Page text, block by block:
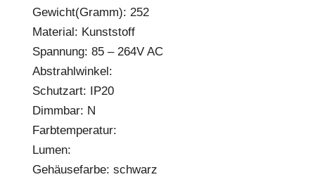
Gewicht(Gramm): 252
Material: Kunststoff
Spannung: 85 – 264V AC
Abstrahlwinkel:
Schutzart: IP20
Dimmbar: N
Farbtemperatur:
Lumen:
Gehäusefarbe: schwarz